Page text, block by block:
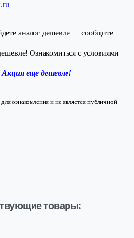
аналог дешевле — сообщите
Ознакомиться с условиями
Акция еще дешевле!
ознакомления и не является публичной
товары: